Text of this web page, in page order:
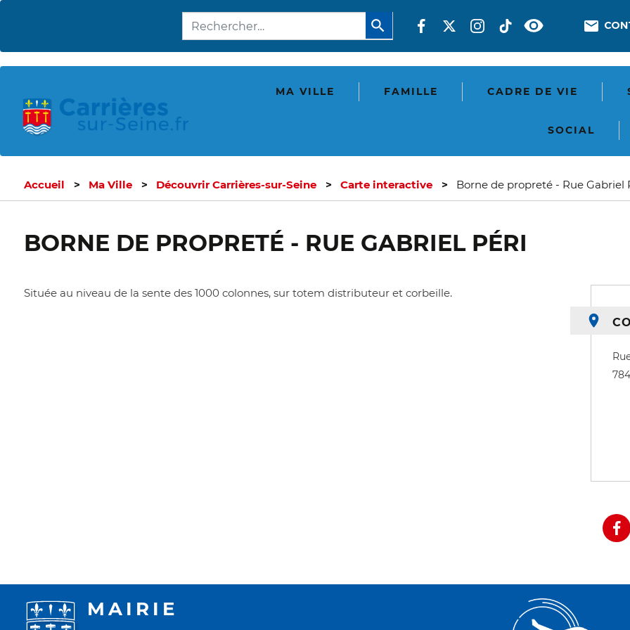
au
Réseaux
En-
-
MA VILLE FAMILLE CADRE DE VIE
SOCIAL
Accueil Ma Ville Découvrir Carrières-sur-Seine Carte interactive Borne de propreté - Rue Gabriel
BORNE DE PROPRETÉ - RUE GABRIEL PÉRI
Située au niveau de la sente des 1000 colonnes, sur totem distributeur et corbeille.
MAIRIE